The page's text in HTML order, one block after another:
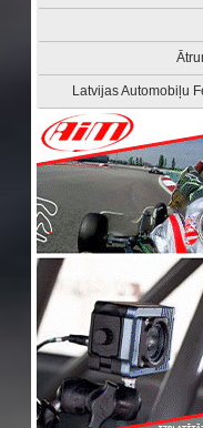
Latvijas Automobiļu